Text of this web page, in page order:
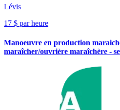
Lévis
17 $ par heure
Manoeuvre en production
maraîcher/ouvrière maraîchère -